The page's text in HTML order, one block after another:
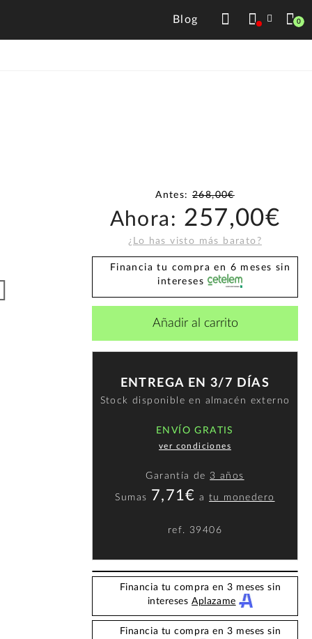
Blog 0
Antes: 268,00€
Ahora: 257,00€
¿Lo has visto más barato?
Financia tu compra en 6 meses sin
intereses
Añadir al carrito
ENTREGA EN 3/7 DÍAS
Stock disponible en almacén externo
ENVÍO GRATIS
ver condiciones
Garantía de 3 años
Sumas 7,71€ atu monedero
ref. 39406
Financia tu compra en 3 meses sin
interesesAplazame
Financia tu compra en 3 meses sin